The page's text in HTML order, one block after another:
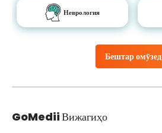
Бештар омӯзед
Неврология
GoMediiВижагиҳо